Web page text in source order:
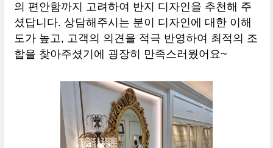
의 편안함까지 고려하여 반지 디자인을 추천해 주
셨답니다. 상담해주시는 분이 디자인에 대한 이해
도가 높고, 고객의 의견을 적극 반영하여 최적의 조
합을 찾아주셨기에 굉장히 만족스러웠어요~